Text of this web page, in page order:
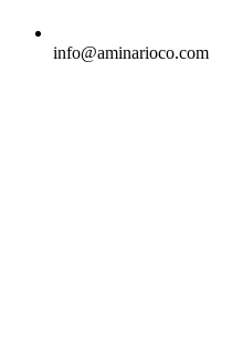
info@aminarioco.com